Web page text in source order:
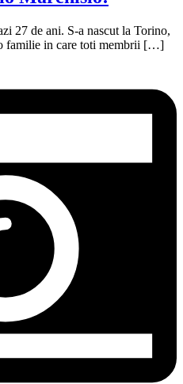
27 de ani. S-a nascut la Torino,
familie in care toti membrii […]